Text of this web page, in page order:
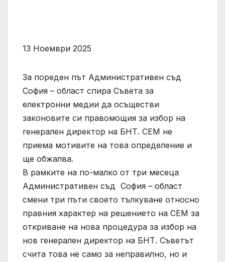
13 Ноември 2025
За пореден път Административен съд
София – област спира Съвета за
електронни медии да осъществи
законовите си правомощия за избор на
генерален директор на БНТ. СЕМ не
приема мотивите на това определение и
ще обжалва.
В рамките на по-малко от три месеца
Административен съд София – област
смени три пъти своето тълкуване относно
правния характер на решението на СЕМ за
откриване на нова процедура за избор на
нов генерален директор на БНТ. Съветът
счита това не само за неправилно, но и